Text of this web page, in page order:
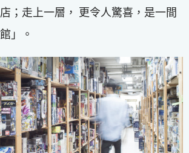
；走上一層， 更令人驚喜，是一間
」。